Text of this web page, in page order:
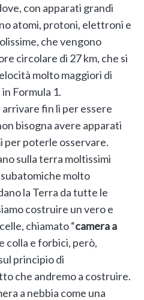
con apparati grandi
atomi, protoni, elettroni e
che vengono
circolare di 27 km, che si
molto maggiori di
Formula 1.
fin lì per essere
bisogna avere apparati
per poterle osservare.
sulla terra moltissimi
molto
la Terra da tutte le
costruire un vero e
chiamato “camera a
colla e forbici, però,
principio di
che andremo a costruire.
a nebbia come una